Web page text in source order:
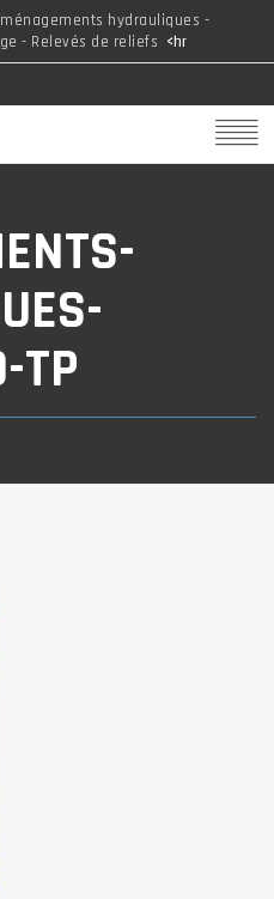
hydrauliques -
- Relevés de reliefs <hr
TP